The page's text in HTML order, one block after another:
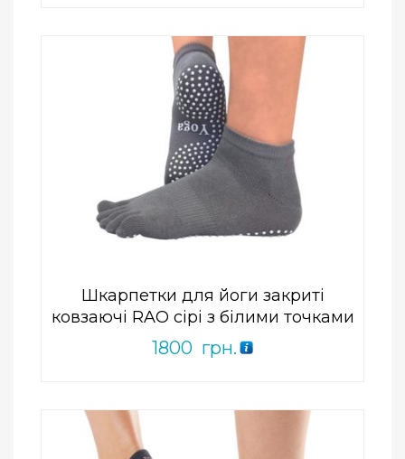
Шкарпетки для йоги закриті
ковзаючі RAO сірі з білими точками
1800 грн.
ПРИДБАТИ
Add to Wishlist